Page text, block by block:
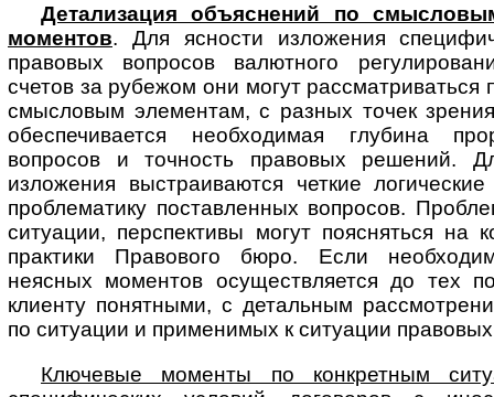
Детализация объяснений по
моментов. Для ясности изложения
правовых вопросов валютного
счетов за рубежом они могут рассматриваться
смысловым элементам, с разных точек
обеспечивается необходимая глубина
вопросов и точность правовых решений.
изложения выстраиваются четкие
проблематику поставленных вопросов.
ситуации, перспективы могут поясняться на
практики Правового бюро. Если
неясных моментов осуществляется до тех
клиенту понятными, с детальным
по ситуации и применимых к ситуации
Ключевые моменты по конкретным